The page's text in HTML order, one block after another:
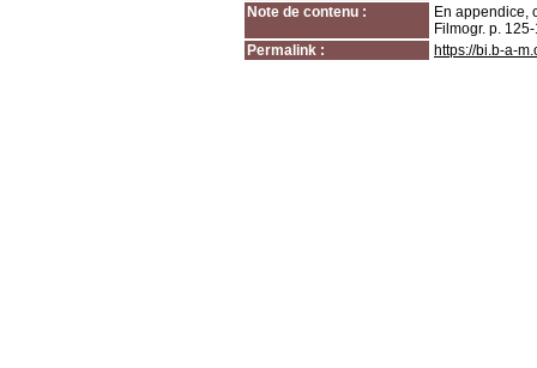
Note de contenu :
En appendice,
Filmogr. p.
Permalink :
https://bi.b-a-